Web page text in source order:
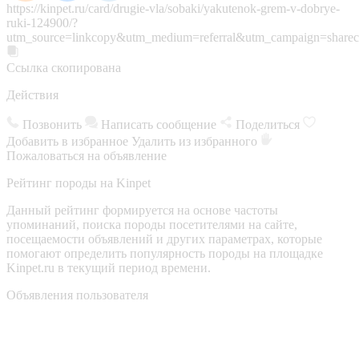
https://kinpet.ru/card/drugie-vla/sobaki/yakutenok-grem-v-dobrye-
ruki-124900/?
Ссылка скопирована
Действия
Позвонить Написать сообщение
Поделиться
Добавить в избранное Удалить из избранного
Пожаловаться на объявление
Рейтинг породы на Kinpet
Данный рейтинг формируется на основе частоты
упоминаний, поиска породы посетителями на сайте,
посещаемости объявлений и других параметрах, которые
помогают определить популярность породы на площадке
Kinpet.ru в текущий период времени.
Объявления пользователя